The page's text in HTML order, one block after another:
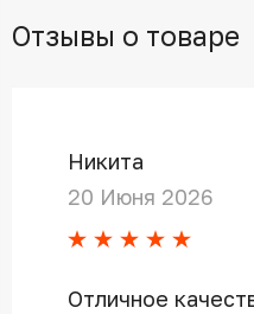
Отзывы о товаре
Никита
20 Июня 2026
Отличное